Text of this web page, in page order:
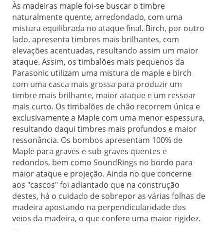
Às madeiras maple foi-se buscar o timbre
naturalmente quente, arredondado, com uma
mistura equilibrada no ataque final. Birch, por outro
lado, apresenta timbres mais brilhantes, com
elevações acentuadas, resultando assim um maior
ataque. Assim, os timbalões mais pequenos da
Parasonic utilizam uma mistura de maple e birch
com uma casca mais grossa para produzir um
timbre mais brilhante, maior ataque e um ressoar
mais curto. Os timbalões de chão recorrem única e
exclusivamente a Maple com uma menor espessura,
resultando daqui timbres mais profundos e maior
ressonância. Os bombos apresentam 100% de
Maple para graves e sub-graves quentes e
redondos, bem como SoundRings no bordo para
maior ataque e projeção. Ainda no que concerne
aos "cascos" foi adiantado que na construção
destes, há o cuidado de sobrepor as várias folhas de
madeira apostando na perpendicularidade dos
veios da madeira, o que confere uma maior rigidez.